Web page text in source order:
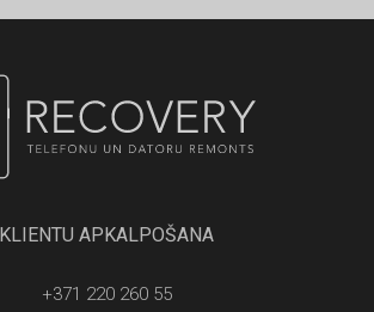
KLIENTU APKALPOŠANA
+371 220 260 55